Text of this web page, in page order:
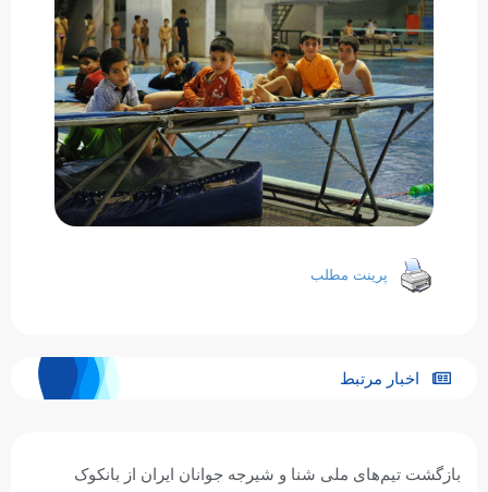
پرینت مطلب
اخبار مرتبط
بازگشت تیم‌های ملی شنا و شیرجه جوانان ایران از بانکوک